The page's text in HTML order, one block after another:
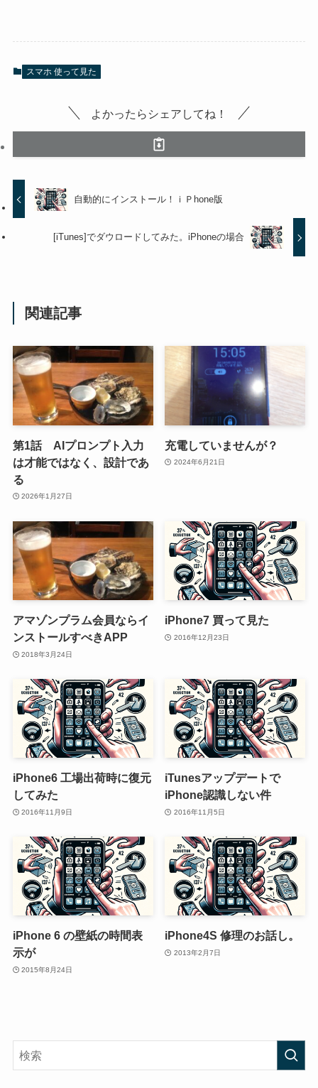
スマホ 使って見た
よかったらシェアしてね！
自動的にインストール！ｉＰhone版
[iTunes]でダウロードしてみた。iPhoneの場合
関連記事
第1話 AIプロンプト入力
は才能ではなく、設計であ
る
2026年1月27日
充電していませんが？
2024年6月21日
アマゾンプラム会員ならイ
ンストールすべきAPP
2018年3月24日
iPhone7 買って見た
2016年12月23日
iPhone6 工場出荷時に復元
してみた
2016年11月9日
iTunesアップデートで
iPhone認識しない件
2016年11月5日
iPhone 6 の壁紙の時間表
示が
2015年8月24日
iPhone4S 修理のお話し。
2013年2月7日